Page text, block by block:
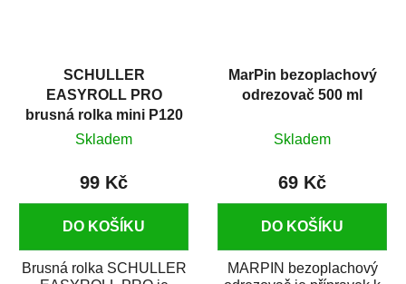
SCHULLER
EASYROLL PRO
brusná rolka mini P120
Skladem
99 Kč
DO KOŠÍKU
Brusná rolka SCHULLER
MarPin bezoplachový
odrezovač 500 ml
Skladem
69 Kč
DO KOŠÍKU
MARPIN bezoplachový